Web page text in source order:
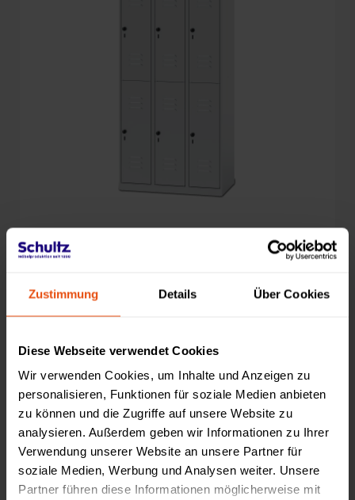
Zustimmung Details Über Cookies
Diese Webseite verwendet Cookies
Wir verwenden Cookies, um Inhalte und Anzeigen zu
personalisieren, Funktionen für soziale Medien anbieten
zu können und die Zugriffe auf unsere Website zu
analysieren. Außerdem geben wir Informationen zu Ihrer
Verwendung unserer Website an unsere Partner für
soziale Medien, Werbung und Analysen weiter. Unsere
Partner führen diese Informationen möglicherweise mit
Classic PLUS Doppelstöckiger Garderobenspind, sechs
576,90 €